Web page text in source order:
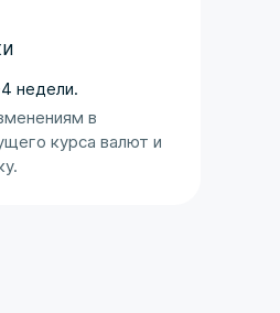
недели.
в
курса валют и